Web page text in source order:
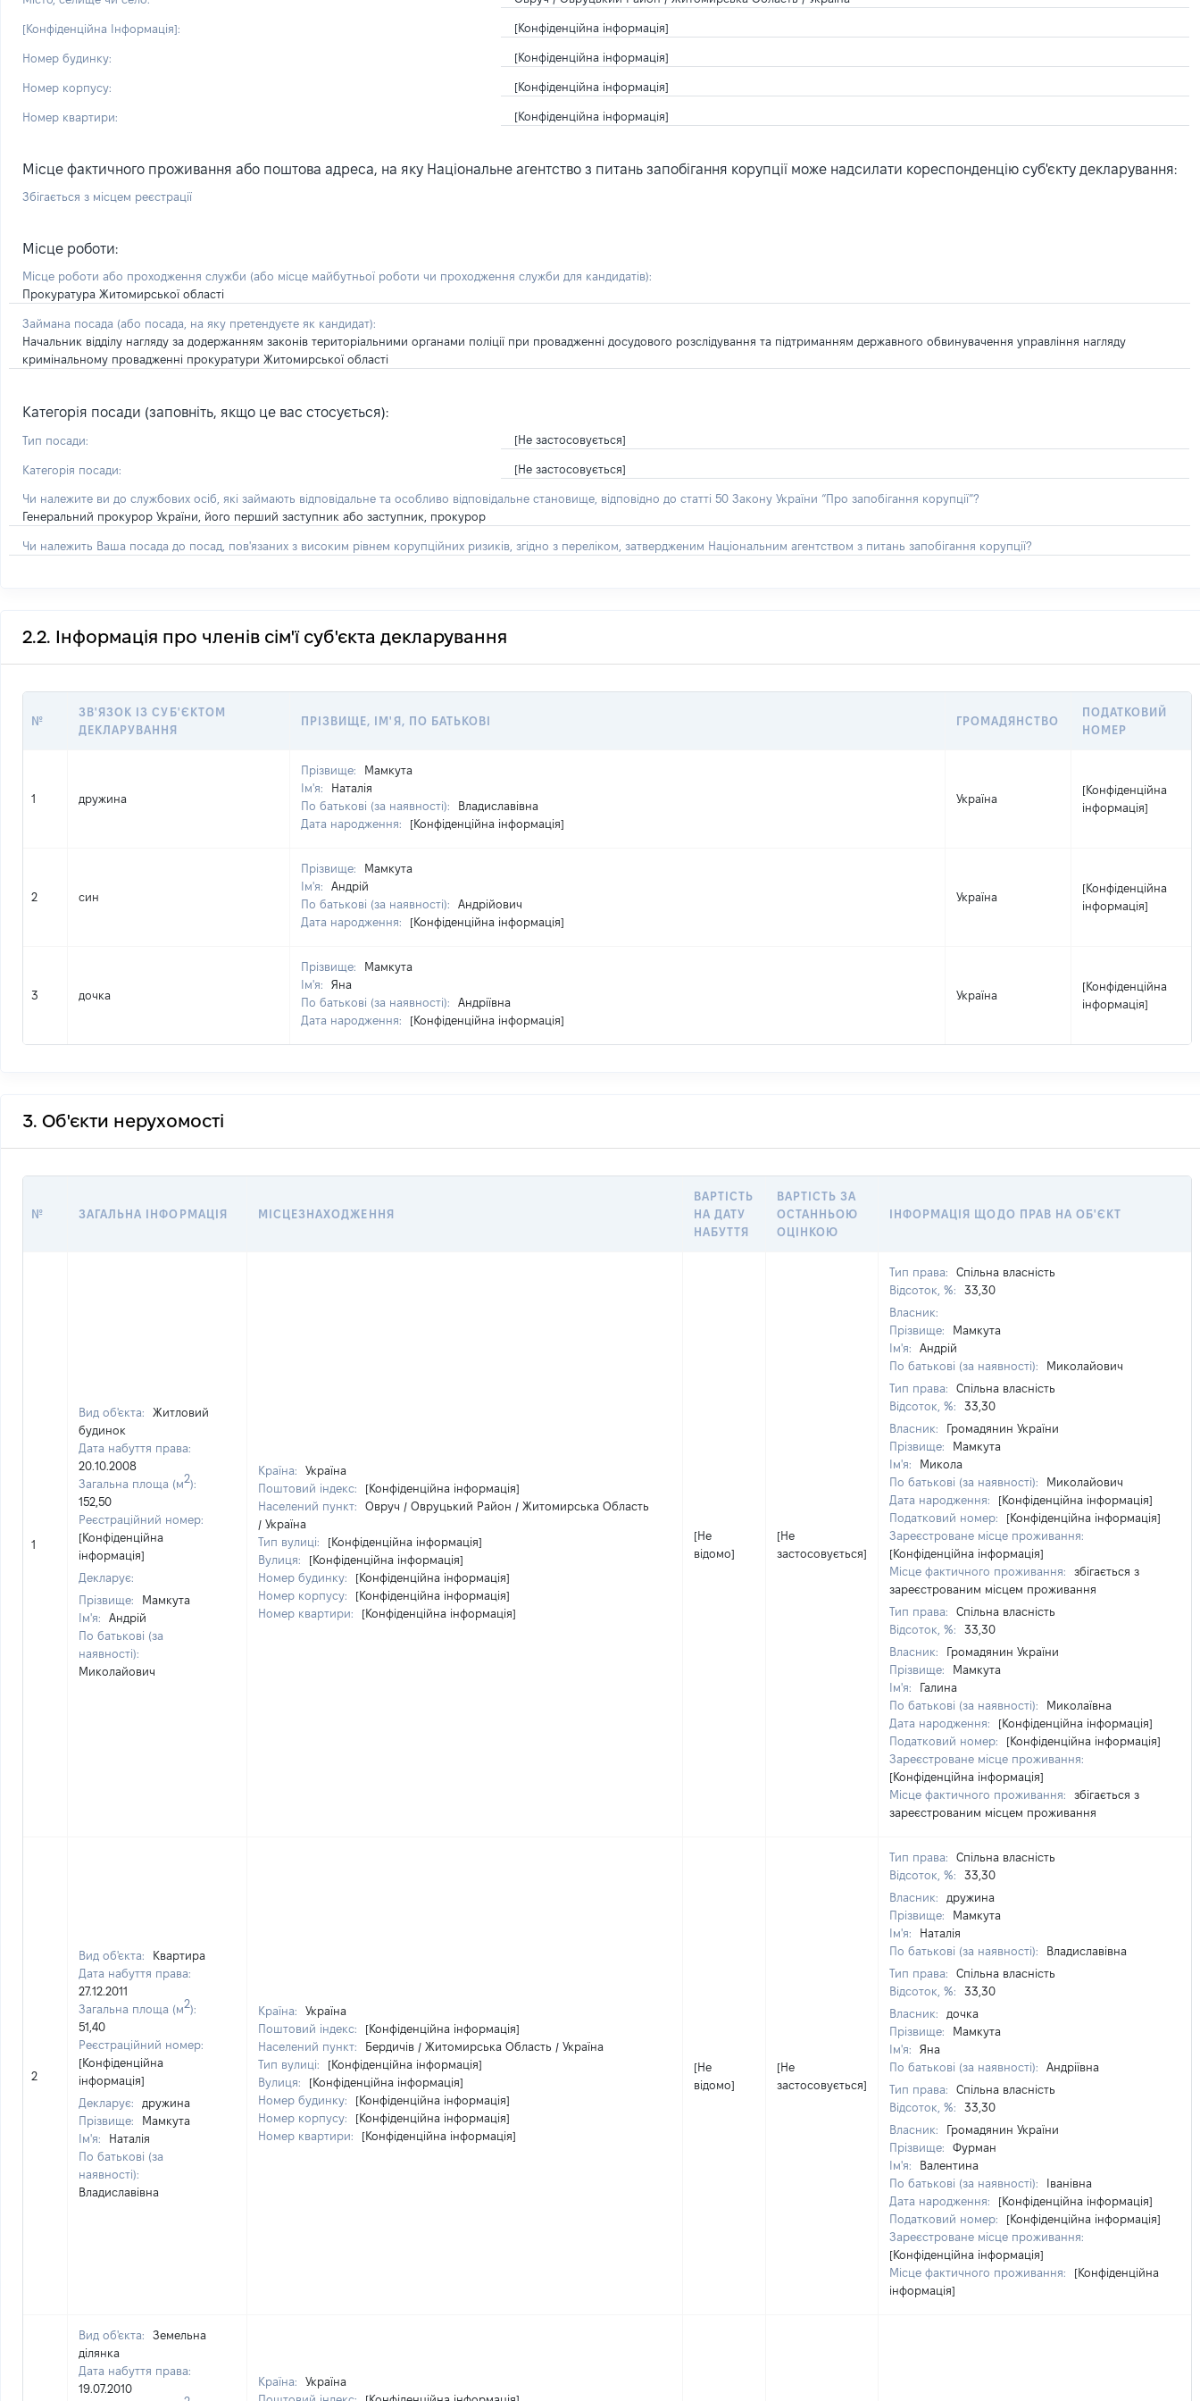
[Конфіденційна Інформація]: [Конфіденційна інформація]
Номер будинку: [Конфіденційна інформація]
Номер корпусу: [Конфіденційна інформація]
Номер квартири: [Конфіденційна інформація]
Місце фактичного проживання або поштова адреса, на яку Національне агентство з питань запобігання корупції може надсилати кореспонденцію суб'єкту декларування:
Збігається з місцем реєстрації
Місце роботи:
Місце роботи або проходження служби (або місце майбутньої роботи чи проходження служби для кандидатів):
Прокуратура Житомирської області
Займана посада (або посада, на яку претендуєте як кандидат):
Начальник відділу нагляду за додержанням законів територіальними органами поліції при провадженні досудового розслідування та підтриманням державного обвинувачення управління нагляду
кримінальному провадженні прокуратури Житомирської області
Категорія посади (заповніть, якщо це вас стосується):
Тип посади: [Не застосовується]
Категорія посади: [Не застосовується]
Чи належите ви до службових осіб, які займають відповідальне та особливо відповідальне становище, відповідно до статті 50 Закону України “Про запобігання корупції”?
Генеральний прокурор України, його перший заступник або заступник, прокурор
Чи належить Ваша посада до посад, пов'язаних з високим рівнем корупційних ризиків, згідно з переліком, затвердженим Національним агентством з питань запобігання корупції?
2.2. Інформація про членів сім'ї суб'єкта декларування
№
ЗВ'ЯЗОК ІЗ СУБ'ЄКТОМ
ДЕКЛАРУВАННЯ
ПРІЗВИЩЕ, ІМ'Я, ПО БАТЬКОВІ ГРОМАДЯНСТВО
ПОДАТКОВИЙ
НОМЕР
1 дружина
Прізвище:
Мамкута
Ім'я:
Наталія
По батькові (за наявності):
Владиславівна
Дата народження:
[Конфіденційна інформація]
Україна
[Конфіденційна
інформація]
2 син
Прізвище:
Мамкута
Ім'я:
Андрій
По батькові (за наявності):
Андрійович
Дата народження:
[Конфіденційна інформація]
Україна
[Конфіденційна
інформація]
3 дочка
Прізвище:
Мамкута
Ім'я:
Яна
По батькові (за наявності):
Андріївна
Дата народження:
[Конфіденційна інформація]
Україна
[Конфіденційна
інформація]
3. Об'єкти нерухомості
№ ЗАГАЛЬНА ІНФОРМАЦІЯ МІСЦЕЗНАХОДЖЕННЯ
ВАРТІСТЬ
НА ДАТУ
НАБУТТЯ
ВАРТІСТЬ ЗА
ОСТАННЬОЮ
ОЦІНКОЮ
ІНФОРМАЦІЯ ЩОДО ПРАВ НА ОБ'ЄКТ
1
Вид об'єкта:
Житловий
будинок
Дата набуття права:
20.10.2008
Загальна площа (м2):
152,50
Реєстраційний номер:
[Конфіденційна
інформація]
Декларує:
Прізвище:
Мамкута
Ім'я:
Андрій
По батькові (за
наявності):
Миколайович
Країна:
Україна
Поштовий індекс:
[Конфіденційна інформація]
Населений пункт:
Овруч / Овруцький Район / Житомирська Область
/ Україна
Тип вулиці:
[Конфіденційна інформація]
Вулиця:
[Конфіденційна інформація]
Номер будинку:
[Конфіденційна інформація]
Номер корпусу:
[Конфіденційна інформація]
Номер квартири:
[Конфіденційна інформація]
[Не
відомо]
[Не
застосовується]
Тип права:
Спільна власність
Відсоток, %:
33,30
Власник:
Прізвище:
Мамкута
Ім'я:
Андрій
По батькові (за наявності):
Миколайович
Тип права:
Спільна власність
Відсоток, %:
33,30
Власник:
Громадянин України
Прізвище:
Мамкута
Ім'я:
Микола
По батькові (за наявності):
Миколайович
Дата народження:
[Конфіденційна інформація]
Податковий номер:
[Конфіденційна інформація]
Зареєстроване місце проживання:
[Конфіденційна інформація]
Місце фактичного проживання:
збігається з
зареєстрованим місцем проживання
Тип права:
Спільна власність
Відсоток, %:
33,30
Власник:
Громадянин України
Прізвище:
Мамкута
Ім'я:
Галина
По батькові (за наявності):
Миколаївна
Дата народження:
[Конфіденційна інформація]
Податковий номер:
[Конфіденційна інформація]
Зареєстроване місце проживання:
[Конфіденційна інформація]
Місце фактичного проживання:
збігається з
зареєстрованим місцем проживання
2
Вид об'єкта:
Квартира
Дата набуття права:
27.12.2011
Загальна площа (м2):
51,40
Реєстраційний номер:
[Конфіденційна
інформація]
Декларує:
дружина
Прізвище:
Мамкута
Ім'я:
Наталія
По батькові (за
наявності):
Владиславівна
Країна:
Україна
Поштовий індекс:
[Конфіденційна інформація]
Населений пункт:
Бердичів / Житомирська Область / Україна
Тип вулиці:
[Конфіденційна інформація]
Вулиця:
[Конфіденційна інформація]
Номер будинку:
[Конфіденційна інформація]
Номер корпусу:
[Конфіденційна інформація]
Номер квартири:
[Конфіденційна інформація]
[Не
відомо]
[Не
застосовується]
Тип права:
Спільна власність
Відсоток, %:
33,30
Власник:
дружина
Прізвище:
Мамкута
Ім'я:
Наталія
По батькові (за наявності):
Владиславівна
Тип права:
Спільна власність
Відсоток, %:
33,30
Власник:
дочка
Прізвище:
Мамкута
Ім'я:
Яна
По батькові (за наявності):
Андріївна
Тип права:
Спільна власність
Відсоток, %:
33,30
Власник:
Громадянин України
Прізвище:
Фурман
Ім'я:
Валентина
По батькові (за наявності):
Іванівна
Дата народження:
[Конфіденційна інформація]
Податковий номер:
[Конфіденційна інформація]
Зареєстроване місце проживання:
[Конфіденційна інформація]
Місце фактичного проживання:
[Конфіденційна
інформація]
Вид об'єкта:
Земельна
ділянка
Дата набуття права:
19.07.2010
Країна:
Україна